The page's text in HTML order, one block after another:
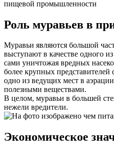
пищевой промышленности
Роль муравьев в
Муравьи являются большой
выступают в качестве одного
сами уничтожая вредных
более крупных
одно из ведущих мест в
полезными веществами.
В целом, муравьи в большей
нежели вредители.
Экономическое